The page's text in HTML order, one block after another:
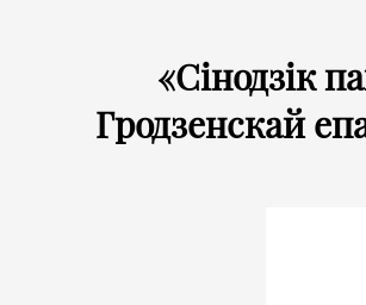
«Сінодзік
Гродзенскай